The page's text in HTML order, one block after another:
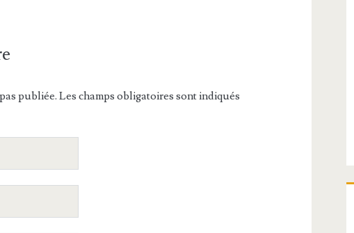
publiée. Les champs obligatoires sont indiqués